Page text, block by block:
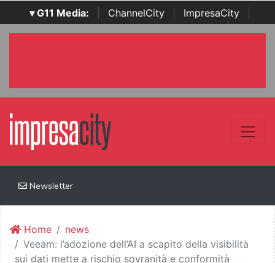
▾ G11 Media: ChannelCity ImpresaCity
SecurityOpenLab | Italian Channel Awards | Italian
Newsletter
Home
news
Veeam: l’adozione dell’AI a scapito della visibilità
sui dati mette a rischio sovranità e conformità